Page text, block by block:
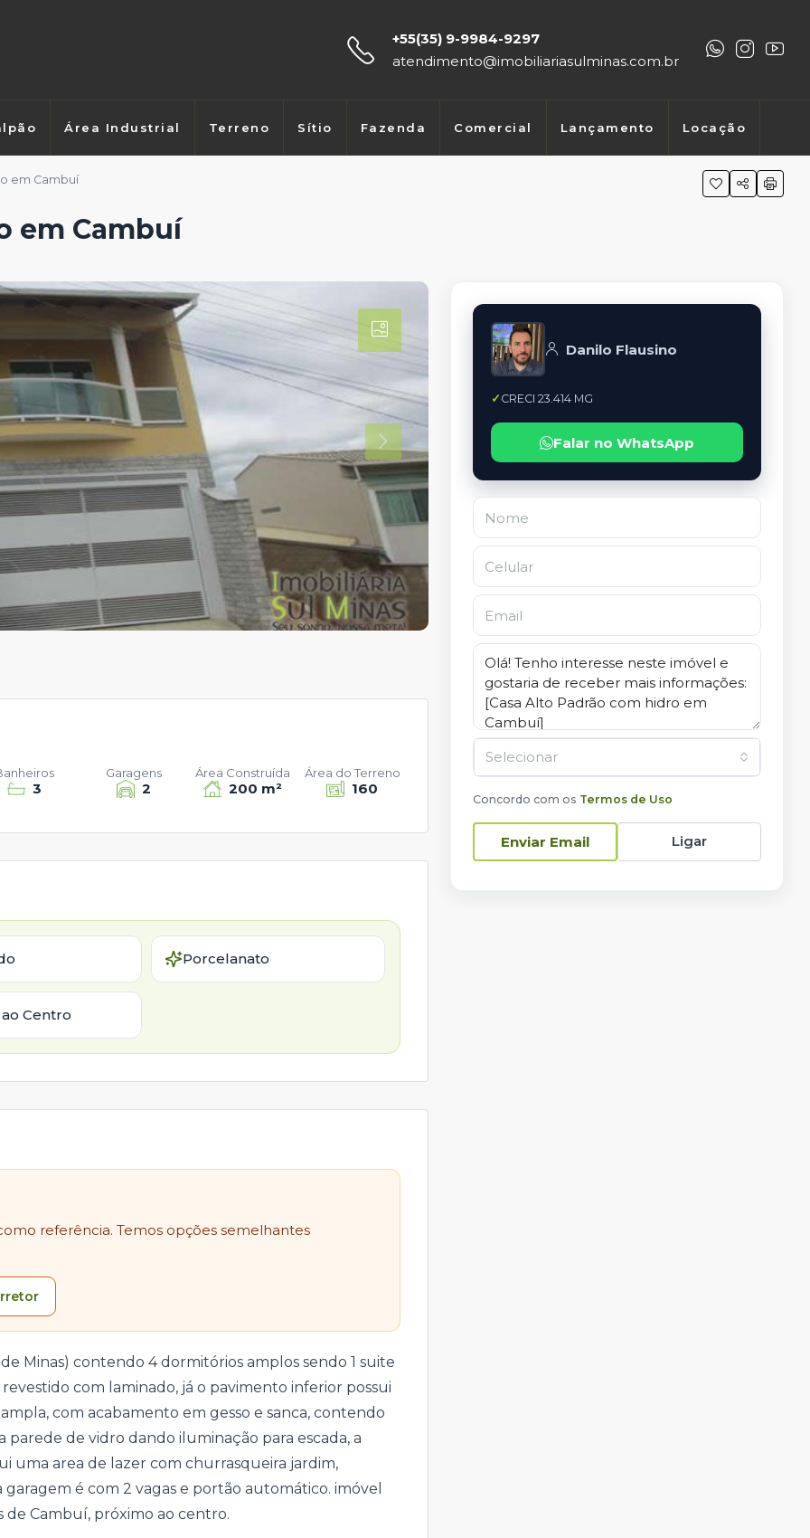
+55(35) 9-9984-9297
atendimento@imobiliariasulminas.com.br
Área Industrial Terreno Sítio Fazenda Comercial Lançamento Locação
em Cambuí
em Cambuí
3 2
Garagens
200 m²
Área Construída
160
Área do Terreno
Porcelanato
Centro
referência. Temos opções semelhantes
Minas) contendo 4 dormitórios amplos sendo 1 suite
com laminado, já o pavimento inferior possui
com acabamento em gesso e sanca, contendo
parede de vidro dando iluminação para escada, a
uma area de lazer com churrasqueira jardim,
é com 2 vagas e portão automático. imóvel
Cambuí, próximo ao centro.
Danilo Flausino
CRECI 23.414 MG
Falar no WhatsApp
Selecionar
Concordo com os Termos de Uso
Enviar Email Ligar